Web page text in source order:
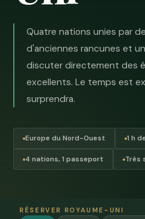
Quatre nations unies par
d'anciennes rancunes et
discuter directement des
excellents. Le temps est
surprendra.
Europe du Nord-Ouest 1 h
4 nations, 1 passeport Très
RÉSERVER ROYAUME-UNI